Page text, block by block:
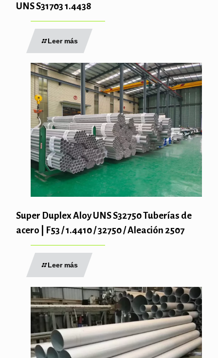
UNS S31703 1.4438
Leer más
Super Duplex Aloy UNS S32750 Tuberías de
acero | F53 / 1.4410 / 32750 / Aleación 2507
Leer más